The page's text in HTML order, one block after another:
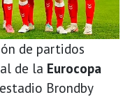
de partidos
de la Eurocopa
Brondby